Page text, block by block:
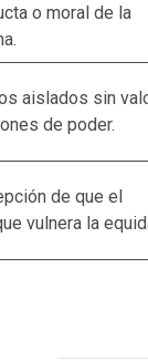
o moral de la
aislados sin
de poder.
de que el
vulnera la